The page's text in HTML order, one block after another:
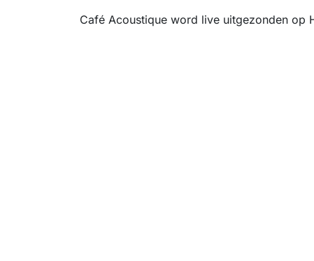
Café Acoustique word live uitgezonden op